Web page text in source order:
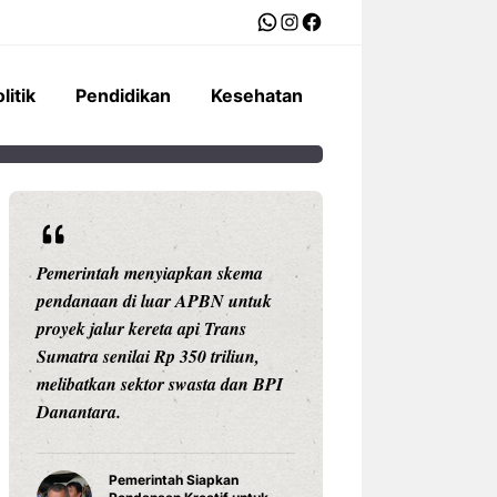
WhatsApp
Instagram
Facebook
Pendidikan Kesehatan
Pemerintah menyiapkan skema
pendanaan di luar APBN untuk
proyek jalur kereta api Trans
Sumatra senilai Rp 350 triliun,
melibatkan sektor swasta dan BPI
Danantara.
Pemerintah Siapkan